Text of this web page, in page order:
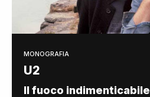
MONOGRAFIA
U2
Il fuoco indimenticabile